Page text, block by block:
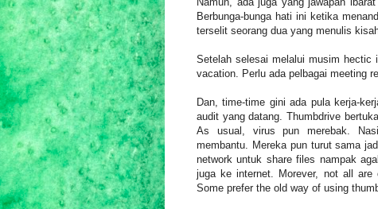
Berbunga-bunga hati ini ketika
terselit seorang dua yang menulis
Setelah selesai melalui musim
vacation. Perlu ada pelbagai meeting
Dan, time-time gini ada pula kerja-
audit yang datang. Thumbdrive
As usual, virus pun merebak.
membantu. Mereka pun turut sama
network untuk share files nampak
juga ke internet. Morever, not all
Some prefer the old way of using